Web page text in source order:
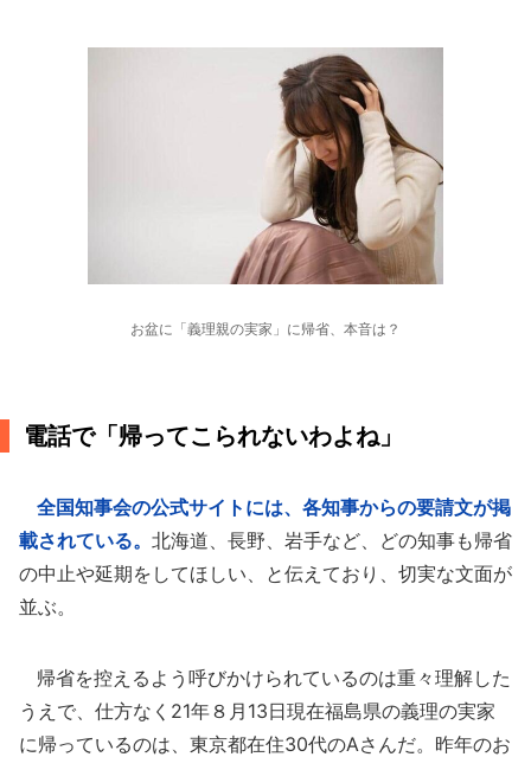
お盆に「義理親の実家」に帰省、本音は？
電話で「帰ってこられないわよね」
全国知事会の公式サイトには、各知事からの要請文が掲
載されている。 北海道、長野、岩手など、どの知事も帰省
の中止や延期をしてほしい、と伝えており、切実な文面が
並ぶ。
帰省を控えるよう呼びかけられているのは重々理解した
うえで、仕方なく21年８月13日現在福島県の義理の実家
に帰っているのは、東京都在住30代のAさんだ。昨年のお